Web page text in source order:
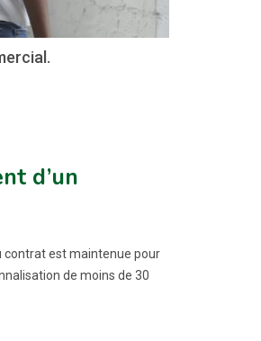
d’un
contrat est maintenue pour
de moins de 30